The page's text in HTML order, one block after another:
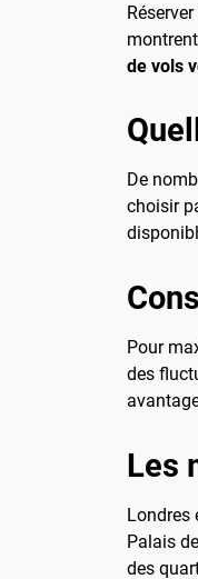
de vols
De
choisir
Pour
des
Les
Londres
Palais
des